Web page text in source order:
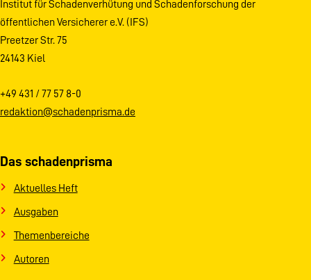
Institut für Schadenverhütung und Schadenforschung der
öffentlichen Versicherer e.V. (IFS)
Preetzer Str. 75
24143 Kiel
+49 431 / 77 57 8-0
redaktion@schadenprisma.de
Das schadenprisma
Aktuelles Heft
Ausgaben
Themenbereiche
Autoren